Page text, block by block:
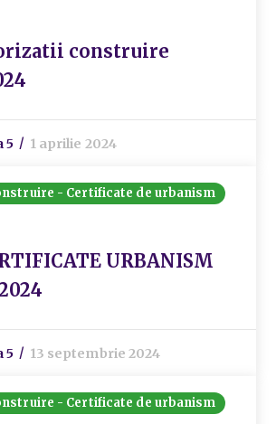
construire
5 1 aprilie 2024
- Certificate de urbanism
URBANISM
5 13 septembrie 2024
- Certificate de urbanism